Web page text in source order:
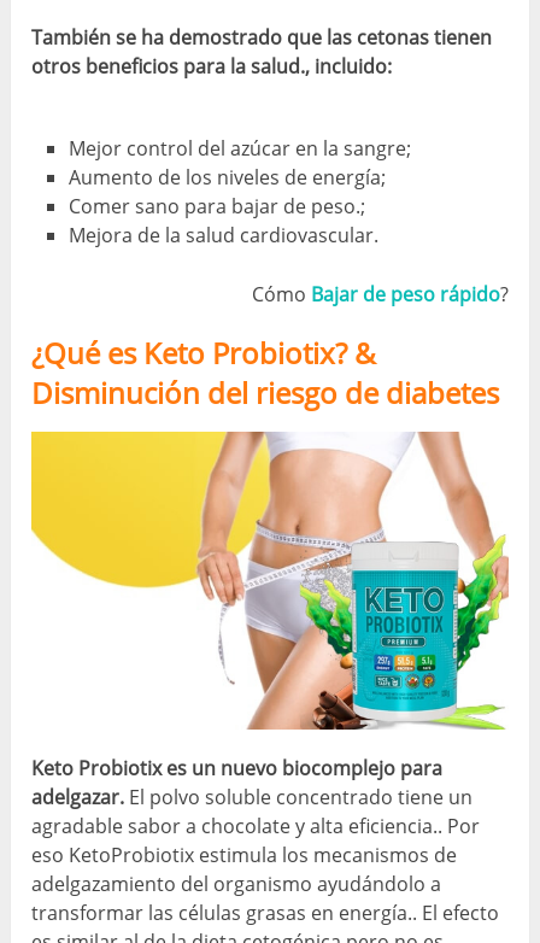
También se ha demostrado que las cetonas tienen
otros beneficios para la salud., incluido:
Mejor control del azúcar en la sangre;
Aumento de los niveles de energía;
Comer sano para bajar de peso.;
Mejora de la salud cardiovascular.
Cómo Bajar de peso rápido?
¿Qué es Keto Probiotix? &
Disminución del riesgo de diabetes
Keto Probiotix es un nuevo biocomplejo para
adelgazar. El polvo soluble concentrado tiene un
agradable sabor a chocolate y alta eficiencia.. Por
eso KetoProbiotix estimula los mecanismos de
adelgazamiento del organismo ayudándolo a
transformar las células grasas en energía.. El efecto